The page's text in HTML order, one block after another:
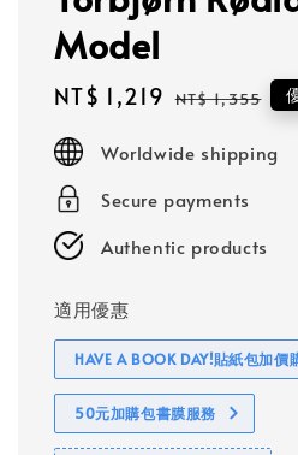
Model
Sale
NT$ 1,219 Regular
NT$ 1,355
Worldwide shipping
Secure payments
Authentic products
適用優惠
HAVE A BOOK DAY!貼紙包加價
50元加購包書膜服務